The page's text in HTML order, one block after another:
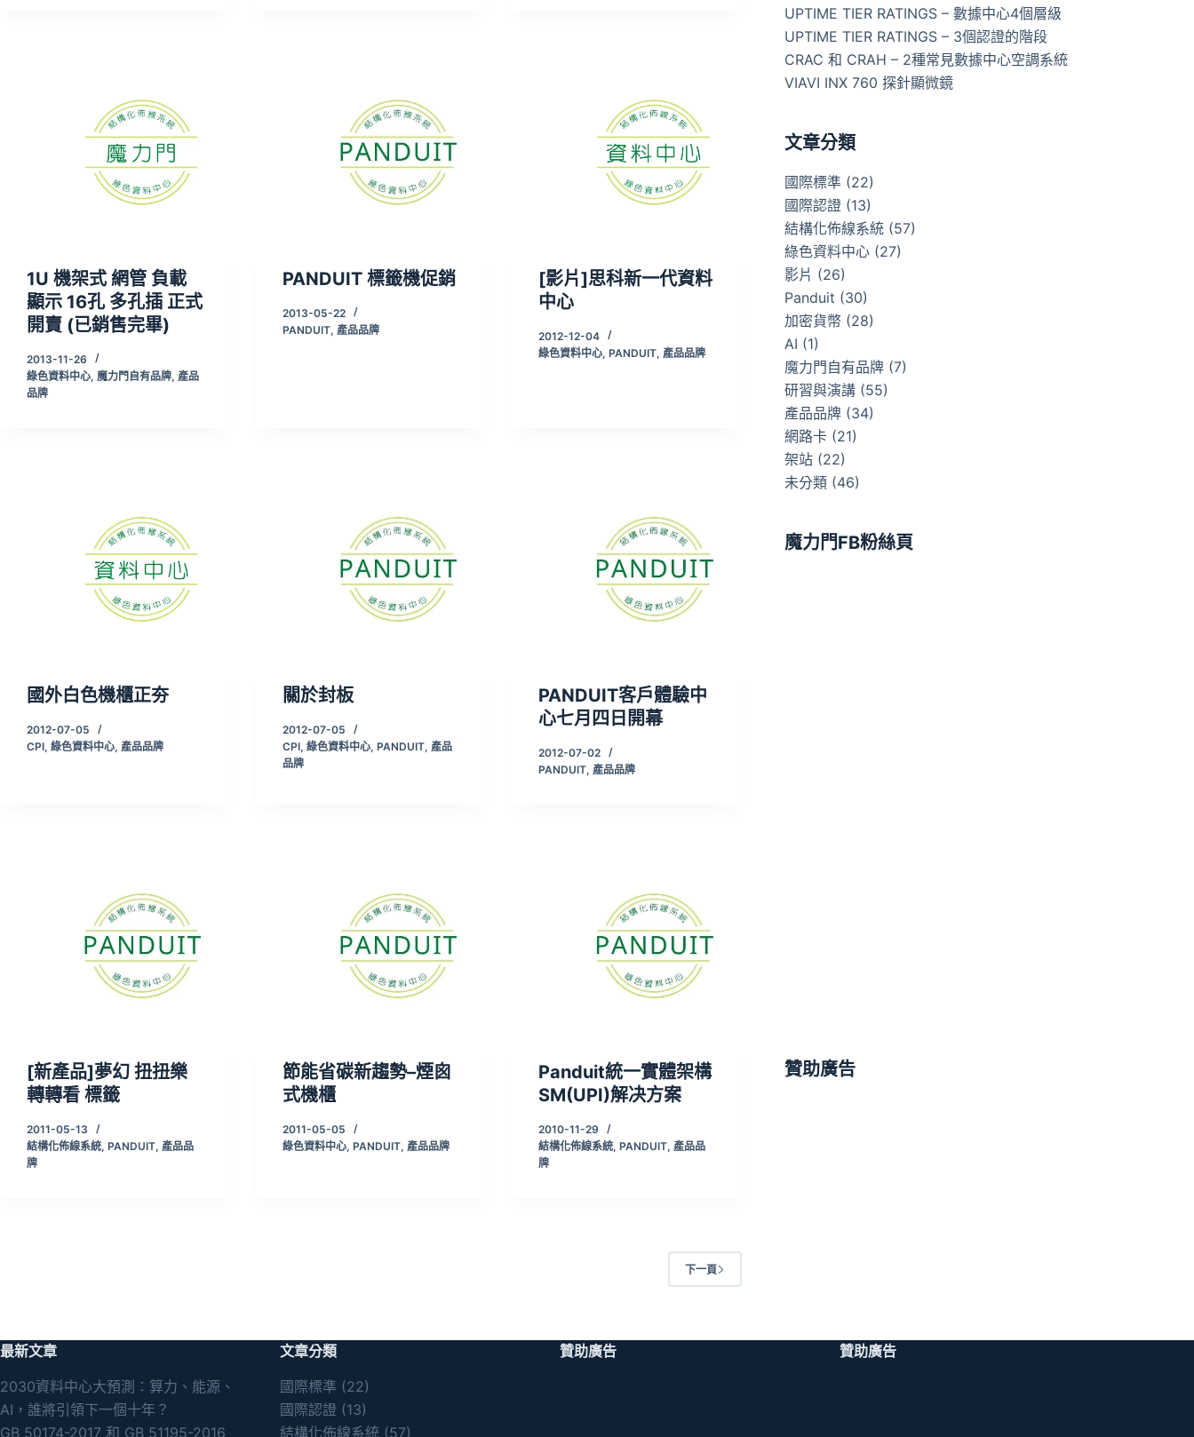
1U 機架式 網管 負載
顯示 16孔 多孔插 正式
開賣 (已銷售完畢)
2013-11-26
綠色資料中心, 魔力門自有品牌, 產品
品牌
PANDUIT 標籤機促銷
2013-05-22
PANDUIT, 產品品牌
[影片]思科新一代資料
中心
2012-12-04
綠色資料中心,PANDUIT, 產品品牌
國外白色機櫃正夯
2012-07-05
CPI, 綠色資料中心, 產品品牌
關於封板
2012-07-05
CPI,綠色資料中心,PANDUIT, 產品
品牌
PANDUIT客戶體驗中
心七月四日開幕
2012-07-02
PANDUIT, 產品品牌
[新產品]夢幻 扭扭樂
轉轉看 標籤
2011-05-13
結構化佈線系統, PANDUIT, 產品品
牌
節能省碳新趨勢–煙囪
式機櫃
2011-05-05
綠色資料中心,PANDUIT,產品品牌
Panduit統一實體架構
SM(UPI)解决方案
2010-11-29
結構化佈線系統,PANDUIT,產品品
牌
下一頁
UPTIME TIER RATINGS – 數據中心4個層級
UPTIME TIER RATINGS – 3個認證的階段
CRAC 和 CRAH – 2種常見數據中心空調系統
VIAVI INX 760 探針顯微鏡
文章分類
國際標準 (22)
國際認證 (13)
結構化佈線系統 (57)
綠色資料中心 (27)
影片 (26)
Panduit (30)
加密貨幣 (28)
AI (1)
魔力門自有品牌 (7)
研習與演講 (55)
產品品牌 (34)
網路卡 (21)
架站 (22)
未分類 (46)
魔力門FB粉絲頁
贊助廣告
最新文章
2030資料中心大預測：算力、能源、
AI，誰將引領下一個十年？
GB 50174-2017 和 GB 51195-2016
文章分類
國際標準 (22)
國際認證(13)
結構化佈線系統 (57)
贊助廣告 贊助廣告